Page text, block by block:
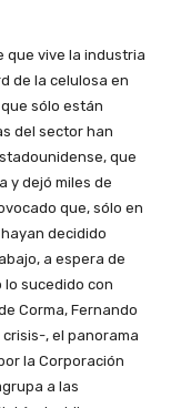
que vive la industria
de la celulosa en
sólo están
del sector han
que
y dejó miles de
que, sólo en
decidido
a espera de
sucedido con
Corma, Fernando
, el panorama
la Corporación
a las